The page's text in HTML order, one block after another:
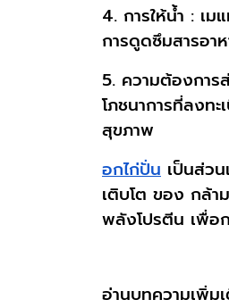
4. การให้น้ำ : เ
การดูดซึมสารอา
5. ความต้องการ
โภชนาการที่ลงท
สุขภาพ
อกไก่ปั่น เป็นส่ว
เติบโต ของ กล้า
พลังโปรตีน เพื่อ
อ่านบทความเพิ่ม